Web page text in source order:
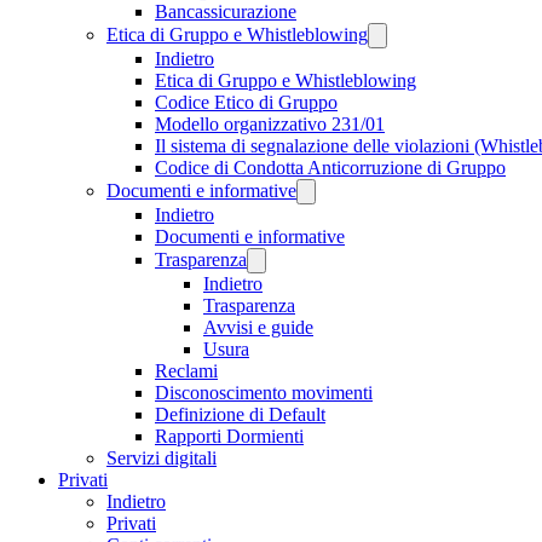
Bancassicurazione
Etica di Gruppo e Whistleblowing
Indietro
Etica di Gruppo e Whistleblowing
Codice Etico di Gruppo
Modello organizzativo 231/01
Il sistema di segnalazione delle violazioni
Codice di Condotta Anticorruzione di Gruppo
Documenti e informative
Indietro
Documenti e informative
Trasparenza
Indietro
Trasparenza
Avvisi e guide
Usura
Reclami
Disconoscimento movimenti
Definizione di Default
Rapporti Dormienti
Servizi digitali
Privati
Indietro
Privati